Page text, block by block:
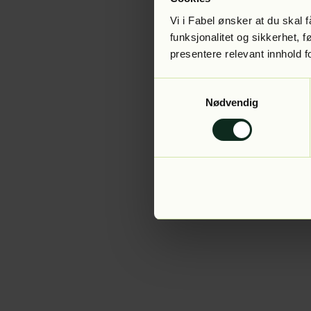
Vi i Fabel ønsker at du skal
funksjonalitet og sikkerhet,
presentere relevant innhold
Nødvendig
Application